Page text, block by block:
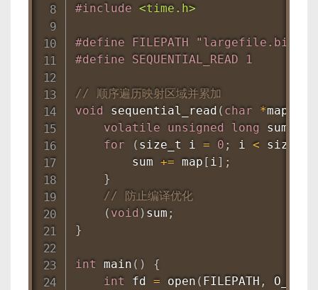
#include <time.h>
#define FILEPATH "largefile.bin"
#define SEQUENTIAL_READ 1
// 顺序遍历映射区域并累加
void
sequential_read ( char *map
volatile
unsigned long sum
for
( size_t i = 0 ; i < size
        sum
+= map [ i ] ;
}
// 防止编译优化
( void ) sum ;
}
int main ( )
{
int fd = open ( FILEPATH ,